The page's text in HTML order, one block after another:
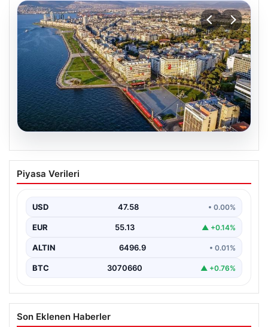
05.08.2026
İzmir’de Basketbolun Yeni Adresi:
Arashi Sports Academy
ettiren Arashi Sports Academy, bölgedeki basketbol…
Piyasa Verileri
USD 47.58 • 0.00%
EUR 55.13 ▲ +0.14%
ALTIN 6496.9 • 0.01%
BTC 3070660 ▲ +0.76%
Son Eklenen Haberler